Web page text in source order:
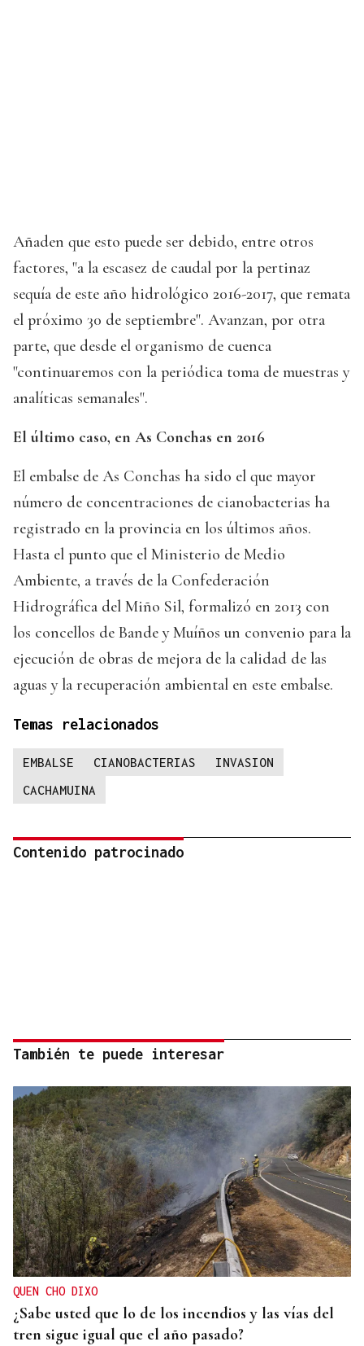
Añaden que esto puede ser debido, entre otros
factores, "a la escasez de caudal por la pertinaz
sequía de este año hidrológico 2016-2017, que remata
el próximo 30 de septiembre". Avanzan, por otra
parte, que desde el organismo de cuenca
"continuaremos con la periódica toma de muestras y
analíticas semanales".
El último caso, en As Conchas en 2016
El embalse de As Conchas ha sido el que mayor
número de concentraciones de cianobacterias ha
registrado en la provincia en los últimos años.
Hasta el punto que el Ministerio de Medio
Ambiente, a través de la Confederación
Hidrográfica del Miño Sil, formalizó en 2013 con
los concellos de Bande y Muíños un convenio para la
ejecución de obras de mejora de la calidad de las
aguas y la recuperación ambiental en este embalse.
Temas relacionados
EMBALSE CIANOBACTERIAS
INVASION
CACHAMUINA
Contenido patrocinado
También te puede interesar
QUEN CHO DIXO
¿Sabe usted que lo de los incendios y las vías del
tren sigue igual que el año pasado?